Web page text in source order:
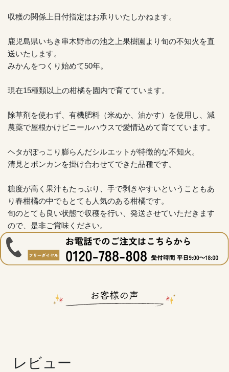
収穫の関係上日付指定はお承りいたしかねます。
鹿児島県いちき串木野市の池之上果樹園より旬の不知火を直
送いたします。
みかんをつくり始めて50年。
現在15種類以上の柑橘を園内で育てています。
除草剤を使わず、有機肥料（米ぬか、油かす）を使用し、減
農薬で屋根かけビニールハウスで愛情込めて育てています。
ヘタがぽっこり膨らんだシルエットが特徴的な不知火。
清見とポンカンを掛け合わせてできた品種です。
糖度が高く果汁もたっぷり、手で剥きやすいということもあ
り春柑橘の中でもとても人気のある柑橘です。
旬のとても良い状態で収穫を行い、発送させていただきます
ので、是非ご賞味ください。
レビュー